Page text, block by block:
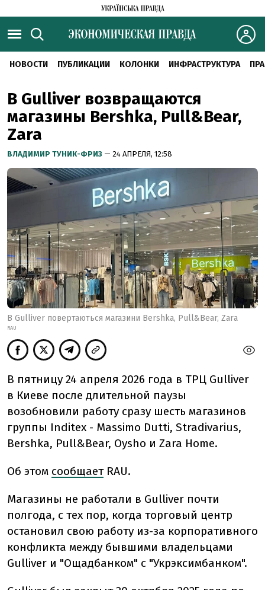
НОВОСТИ ПУБЛИКАЦИИ КОЛОНКИ ИНФРАСТРУКТУРА
В Gulliver возвращаются
магазины Bershka, Pull&Bear,
Zara
ВЛАДИМИР ТУНИК-ФРИЗ — 24 АПРЕЛЯ, 12:58
В Gulliver повертаються магазини Bershka, Pull&Bear, Zara
RAU
В пятницу 24 апреля 2026 года в ТРЦ Gulliver
в Киеве после длительной паузы
возобновили работу сразу шесть магазинов
группы Inditex - Massimo Dutti, Stradivarius,
Bershka, Pull&Bear, Oysho и Zara Home.
Об этом сообщает RAU.
Магазины не работали в Gulliver почти
полгода, с тех пор, когда торговый центр
остановил свою работу из-за корпоративного
конфликта между бывшими владельцами
Gulliver и "Ощадбанком" с "Укрэксимбанком".